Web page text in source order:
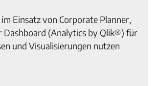
Einsatz von Corporate Planner,
Dashboard (Analytics by Qlik®) für
und Visualisierungen nutzen